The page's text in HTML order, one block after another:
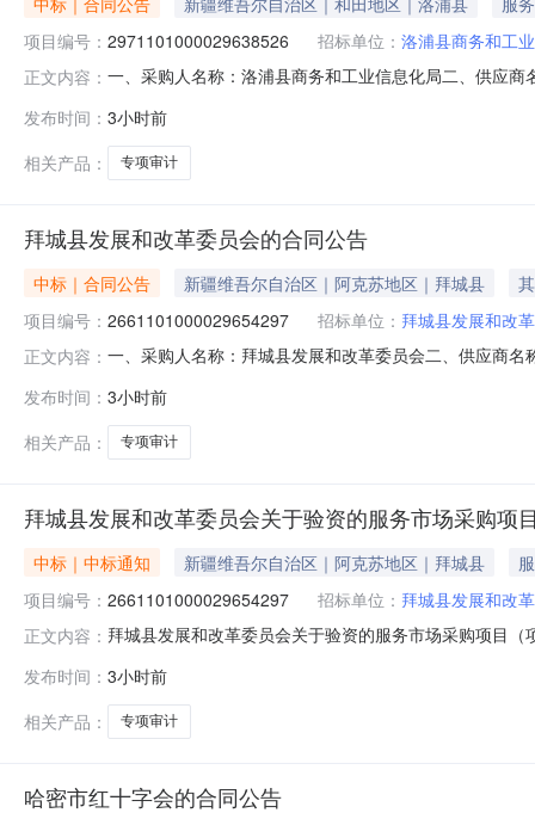
项目编号： 2971101000029638526 招标单位： 洛浦县商务和工
正文内容： 一、采购人名称：洛浦县商务和工业信息化局二、供应
1.00100000100000服务要求或标的基本概况：七、其它
电话：
发布时间： 3小时前
相关产品：
专项审计
拜城县发展和改革委员会的合同公告
中标｜合同公告 新疆维吾尔自治区｜阿克苏地区｜拜城县
项目编号： 2661101000029654297 招标单位： 拜城县发展和改
正文内容： 一、采购人名称：拜城县发展和改革委员会二、供应商
附件件1.00395000395000服务要求或标的基本概况：七
发布时间： 3小时前
相关产品：
专项审计
拜城县发展和改革委员会关于验资的服务市场采购项
中标｜中标通知 新疆维吾尔自治区｜阿克苏地区｜拜城县
项目编号： 2661101000029654297 招标单位： 拜城县发展和改
正文内容： 拜城县发展和改革委员会关于验资的服务市场采购项目
码:652926项目所在行政区划名称:新疆维吾尔自治区阿
发布时间： 3小时前
相关产品：
专项审计
哈密市红十字会的合同公告